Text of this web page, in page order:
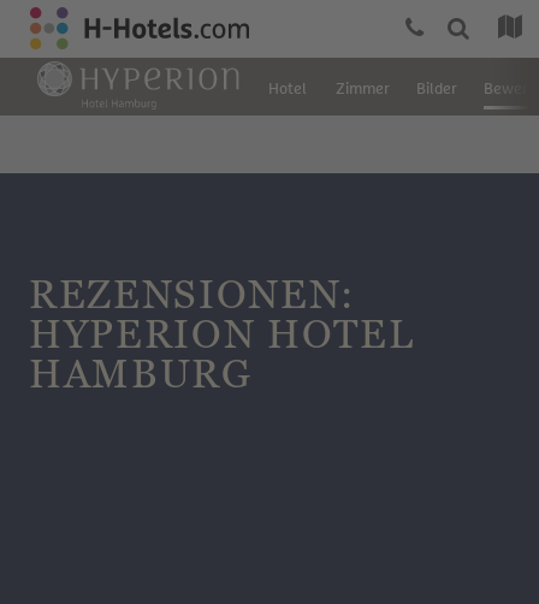
Hotel Zimmer Bilder
REZENSIONEN:
HYPERION HOTEL
HAMBURG